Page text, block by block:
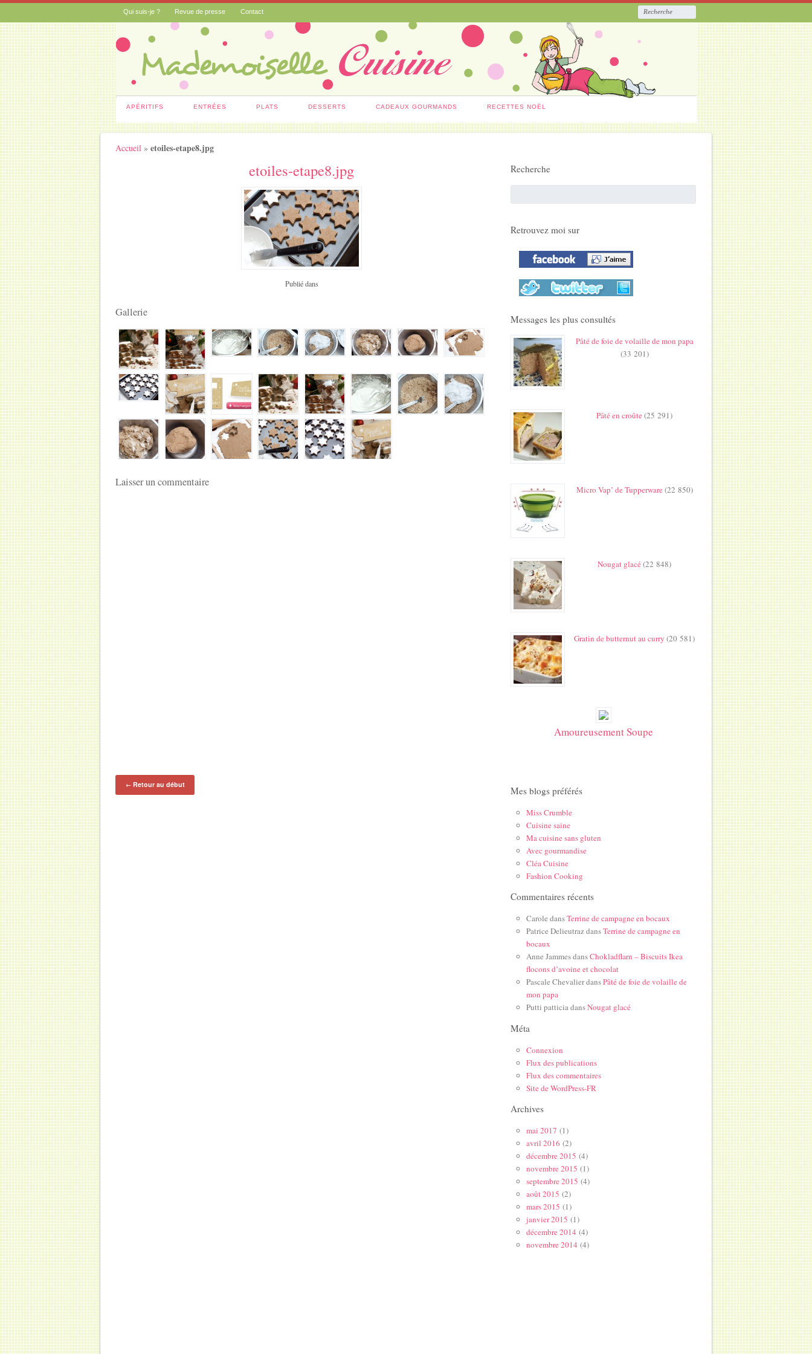
Qui suis-je ? Revue de presse Contact
APÉRITIFS ENTRÉES PLATS DESSERTS CADEAUX GOURMANDS RECETTES NOËL
Accueil »etoiles-etape8.jpg
etoiles-etape8.jpg
Publié dans
Gallerie
Laisser un commentaire
←Retour au début
Recherche
Retrouvez moi sur
Messages les plus consultés
Pâté de foie de volaille de mon papa
(33 201)
Pâté en croûte(25 291)
Micro Vap’ de Tupperware(22 850)
Nougat glacé(22 848)
Gratin de butternut au curry (20 581)
Amoureusement Soupe
Mes blogs préférés
Miss Crumble
Cuisine saine
Ma cuisine sans gluten
Avec gourmandise
Cléa Cuisine
Fashion Cooking
Commentaires récents
Carole dansTerrine de campagne en bocaux
Patrice DelieutrazdansTerrine de campagne en
bocaux
Anne JammesdansChokladflarn – Biscuits Ikea
flocons d’avoine et chocolat
Pascale ChevalierdansPâté de foie de volaille de
mon papa
Putti patticiadansNougat glacé
Méta
Connexion
Flux des publications
Flux des commentaires
Site de WordPress-FR
Archives
mai 2017 (1)
avril 2016 (2)
décembre 2015 (4)
novembre 2015 (1)
septembre 2015 (4)
août 2015 (2)
mars 2015 (1)
janvier 2015 (1)
décembre 2014 (4)
novembre 2014 (4)